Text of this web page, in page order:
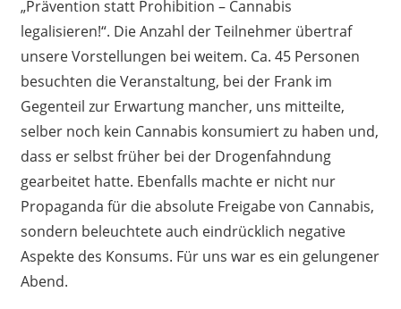
„Prävention statt Prohibition – Cannabis
legalisieren!“. Die Anzahl der Teilnehmer übertraf
unsere Vorstellungen bei weitem. Ca. 45 Personen
besuchten die Veranstaltung, bei der Frank im
Gegenteil zur Erwartung mancher, uns mitteilte,
selber noch kein Cannabis konsumiert zu haben und,
dass er selbst früher bei der Drogenfahndung
gearbeitet hatte. Ebenfalls machte er nicht nur
Propaganda für die absolute Freigabe von Cannabis,
sondern beleuchtete auch eindrücklich negative
Aspekte des Konsums. Für uns war es ein gelungener
Abend.